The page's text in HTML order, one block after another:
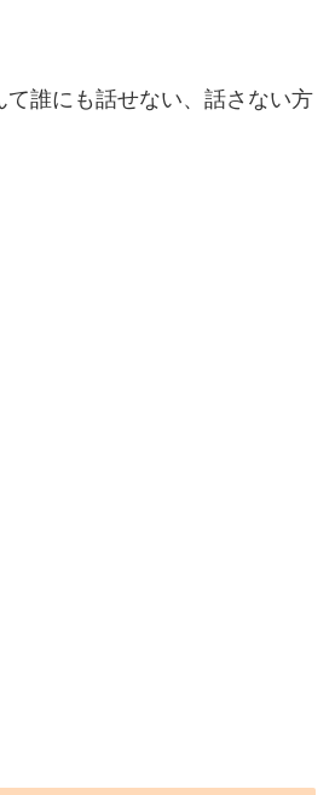
誰にも話せない、話さない方